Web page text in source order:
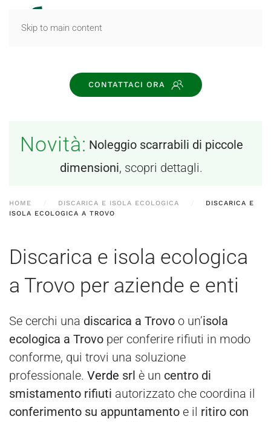
Skip to main content
CONTATTACI ORA
Novità: Noleggio scarrabili di piccole
dimensioni, scopri dettagli.
HOME DISCARICA E ISOLA ECOLOGICA
DISCARICA E
ISOLA ECOLOGICA A TROVO
Discarica e isola ecologica
a Trovo per aziende e enti
Se cerchi una discarica a Trovo o un’isola
ecologica a Trovo per conferire rifiuti in modo
conforme, qui trovi una soluzione
professionale. Verde srl è un centro di
smistamento rifiuti autorizzato che coordina il
conferimento su appuntamento e il ritiro con